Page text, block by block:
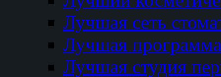
Лучшая сеть
Лучшая программа
Лучшая студия